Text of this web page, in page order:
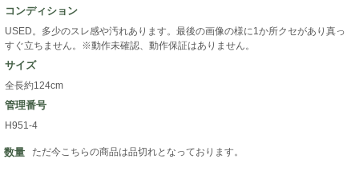
コンディション
USED。多少のスレ感や汚れあります。最後の画像の様に1か所クセがあり真っ
すぐ立ちません。※動作未確認、動作保証はありません。
サイズ
全長約124cm
管理番号
H951-4
数量 ただ今こちらの商品は品切れとなっております。